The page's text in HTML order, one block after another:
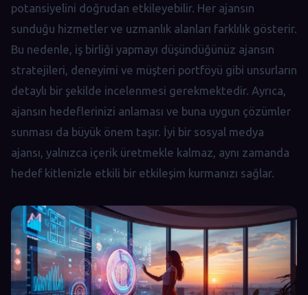
potansiyelini doğrudan etkileyebilir. Her ajansın
sunduğu hizmetler ve uzmanlık alanları farklılık gösterir.
Bu nedenle, iş birliği yapmayı düşündüğünüz ajansın
stratejileri, deneyimi ve müşteri portföyü gibi unsurların
detaylı bir şekilde incelenmesi gerekmektedir. Ayrıca,
ajansın hedeflerinizi anlaması ve buna uygun çözümler
sunması da büyük önem taşır. İyi bir sosyal medya
ajansı, yalnızca içerik üretmekle kalmaz, aynı zamanda
hedef kitlenizle etkili bir etkileşim kurmanızı sağlar.